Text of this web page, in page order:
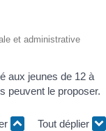
et administrative
aux jeunes de 12 à
peuvent le proposer.
Tout déplier